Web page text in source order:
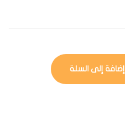
إضافة إلى السلة